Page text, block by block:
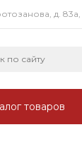
д.
товаров